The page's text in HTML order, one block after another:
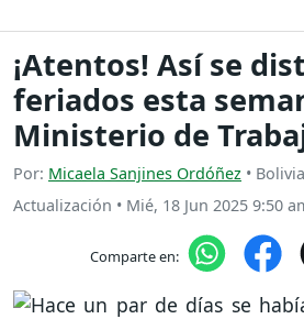
¡Atentos! Así se
feriados esta
Ministerio de
Por: Micaela Sanjines Ordóñez •
Actualización • Mié, 18 Jun 2025 9:50
Comparte en: